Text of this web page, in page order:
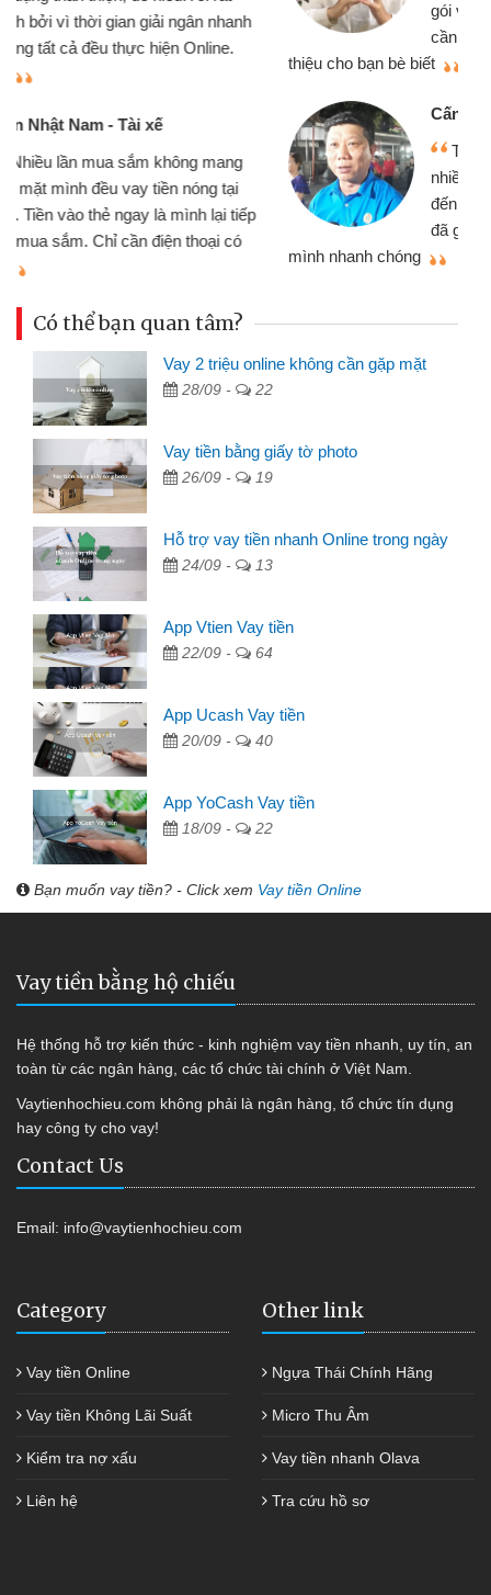
gói vay tiền bằng CMND online không
cần gặp mặt nên rất tiện lợi, sẽ giới
thiệu cho bạn bè biết
Cấn Văn Lực - Tạp hóa
Tôi kinh doanh buôn bán nhỏ lẻ
nhiều lúc cần vốn nhập hàng, nhờ biết
đến website qua bạn bè giới thiệu tôi
đã giải quyết được công việc của
Có thể bạn quan tâm?
Vay 2 triệu online không cần gặp mặt
28/09 - 22
Vay tiền bằng giấy tờ photo
26/09 - 19
Hỗ trợ vay tiền nhanh Online trong ngày
24/09 - 13
App Vtien Vay tiền
22/09 - 64
App Ucash Vay tiền
20/09 - 40
App YoCash Vay tiền
18/09 - 22
Bạn muốn vay tiền? - Click xem Vay tiền Online
Vay tiền bằng hộ chiếu
Hệ thống hỗ trợ kiến thức - kinh nghiệm vay tiền nhanh, uy tín, an
toàn từ các ngân hàng, các tổ chức tài chính ở Việt Nam.
Vaytienhochieu.com không phải là ngân hàng, tổ chức tín dụng
hay công ty cho vay!
Contact Us
Email: info@vaytienhochieu.com
Category
Vay tiền Online
Vay tiền Không Lãi Suất
Kiểm tra nợ xấu
Liên hệ
Other link
Ngựa Thái Chính Hãng
Micro Thu Âm
Vay tiền nhanh Olava
Tra cứu hồ sơ